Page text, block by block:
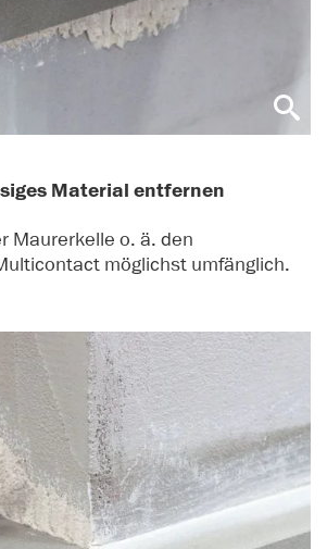
Material entfernen
Maurerkelle o. ä. den
möglichst umfänglich.